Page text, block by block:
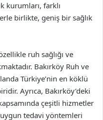
kurumları, farklı
birlikte, geniş bir sağlık
ruh sağlığı ve
Bakırköy Ruh ve
Türkiye’nin en köklü
Ayrıca, Bakırköy’deki
çeşitli hizmetler
tedavi yöntemleri